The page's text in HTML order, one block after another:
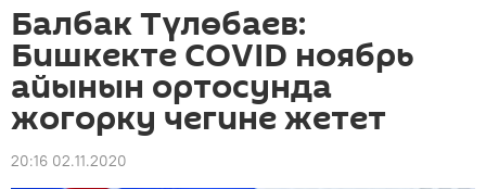
Балбак Түлөбаев:
Бишкекте COVID ноябрь
айынын ортосунда
жогорку чегине жетет
20:16 02.11.2020